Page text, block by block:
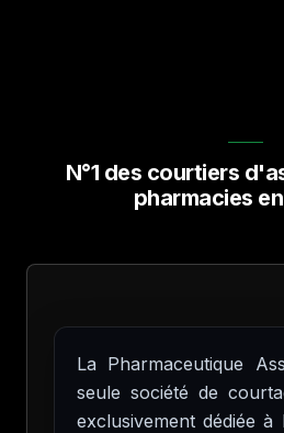
N°1 des courtiers
pharmacies
La Pharmaceutique
seule société de
exclusivement dédiée